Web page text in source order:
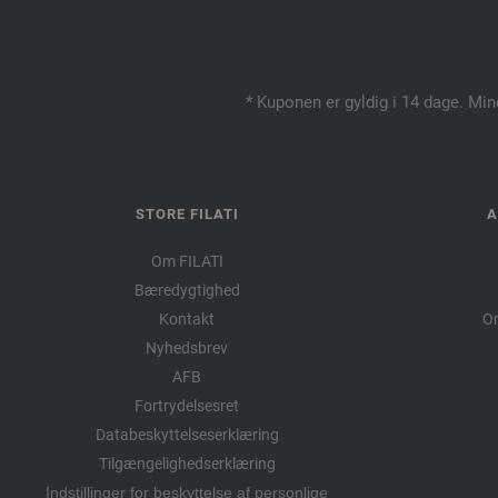
* Kuponen er gyldig i 14 dage.
STORE FILATI
Om FILATI
Bæredygtighed
Kontakt
Nyhedsbrev
AFB
Fortrydelsesret
Databeskyttelseserklæring
Tilgængelighedserklæring
Indstillinger for beskyttelse af personlige